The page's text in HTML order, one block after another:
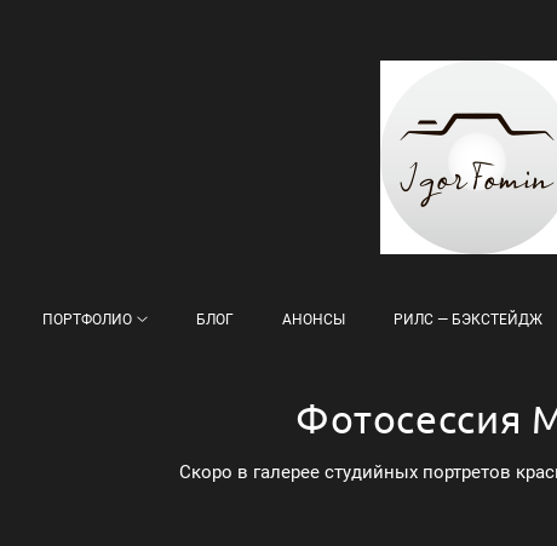
ПОРТФОЛИО БЛОГ АНОНСЫ РИЛС — БЭКСТЕЙДЖ
Фотосессия
Скоро в галерее студийных портретов